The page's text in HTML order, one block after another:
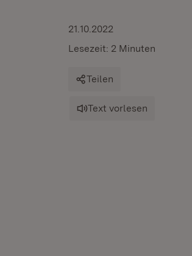
21.10.2022
Lesezeit: 2 Minuten
Teilen
Text vorlesen